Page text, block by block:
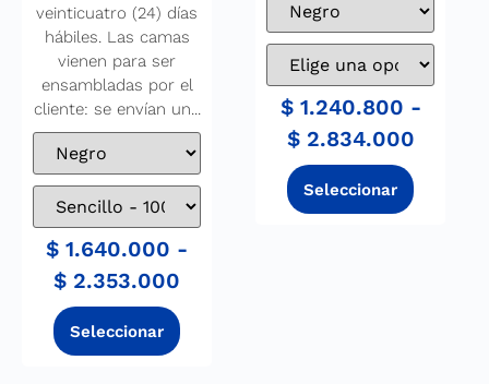
veinticuatro (24) días
hábiles. Las camas
vienen para ser
ensambladas por el
cliente: se envían un...
$ 1.640.000 -
$ 2.353.000
$1.240.800 -
$2.834.000